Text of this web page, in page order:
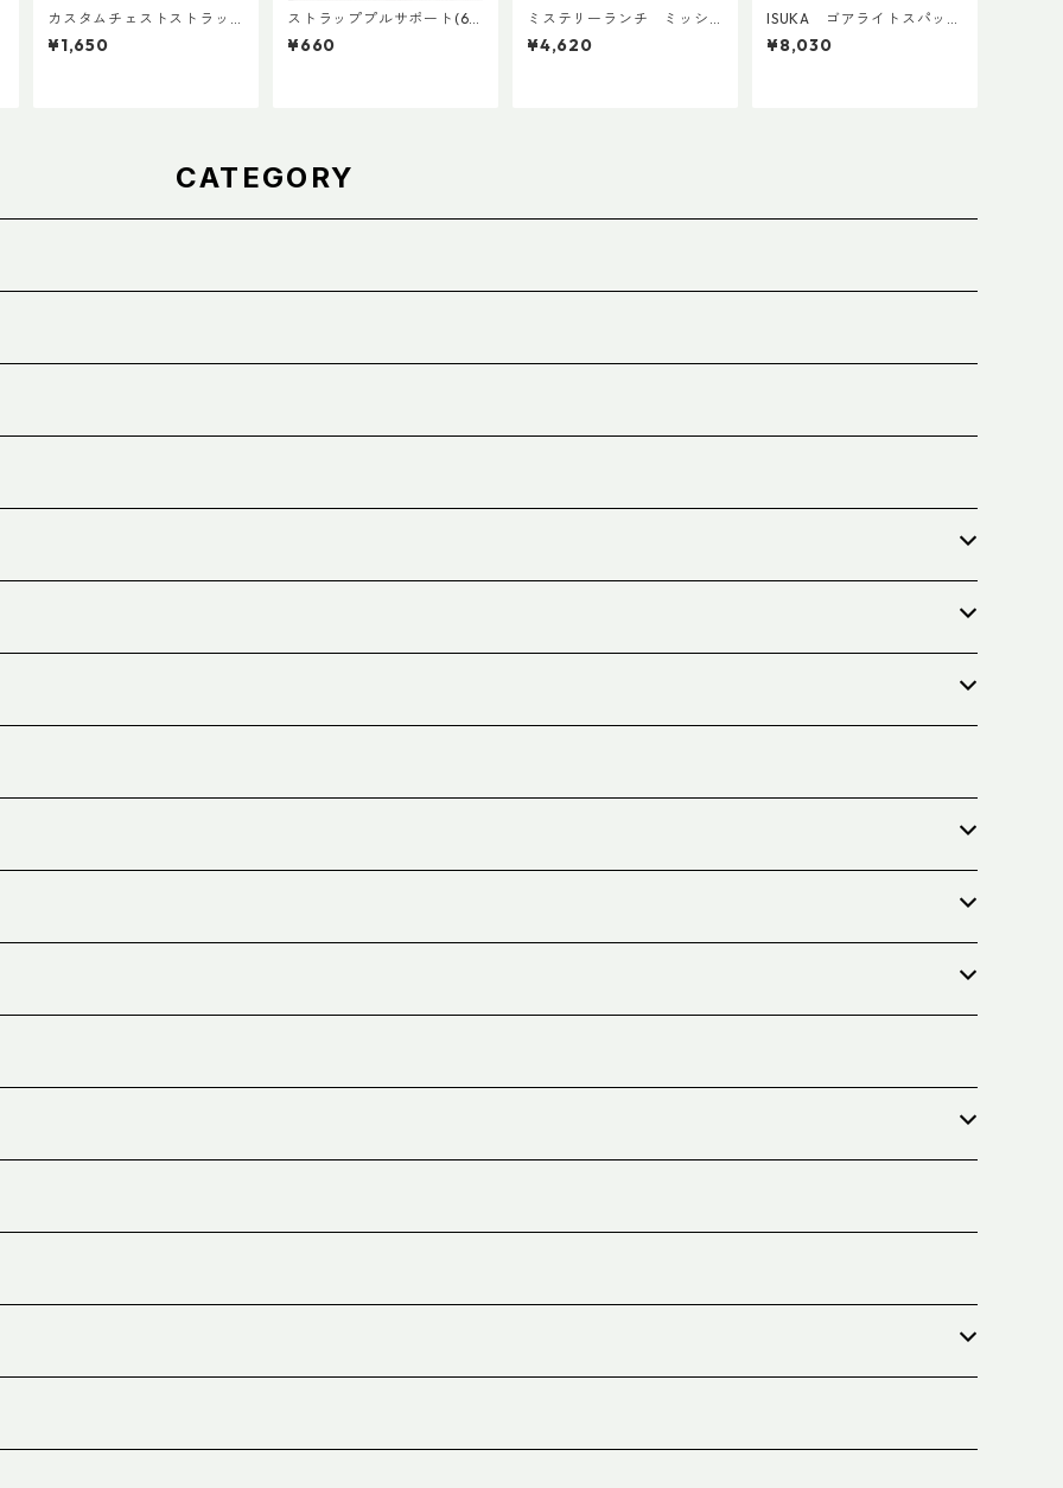
カスタムチェストストラッ
プ Ver.2
¥1,650
ストラッププルサポート(6
個セット)
¥660
ミステリーランチ ミッシ
ョンパッキングキューブ M
ブラック
¥4,620
ISUKA ゴアライトスパッツ
カスタム STD
¥8,030
CATEGORY